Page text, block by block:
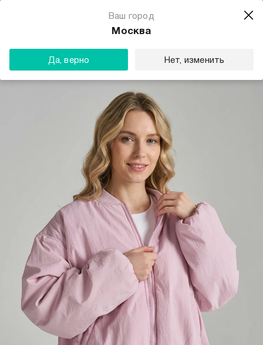
Ваш город
Москва
Да, верно Нет, изменить
Магазин одежды для тебя